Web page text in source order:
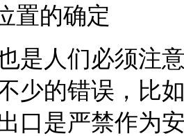
的确定
人们必须注意
少的错误，比
口是严禁作为